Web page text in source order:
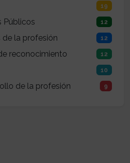
19
Públicos 12
la profesión 12
reconocimiento 12
10
de la profesión 9